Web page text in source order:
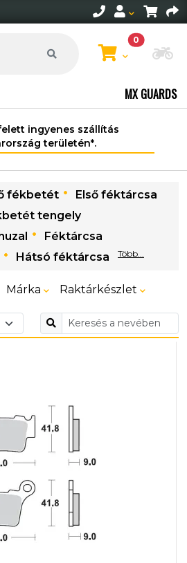
0
MX GUARDS
ingyenes szállítás
területén*.
fékbetét
Első féktárcsa
tengely
Féktárcsa
Hátsó féktárcsa Több...
Márka Raktárkészlet